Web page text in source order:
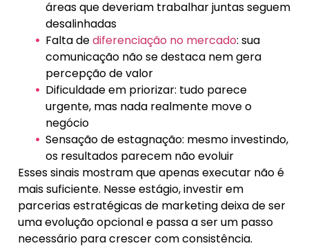
áreas que deveriam trabalhar juntas seguem
desalinhadas
Falta dediferenciação no mercado: sua
comunicação não se destaca nem gera
percepção de valor
Dificuldade em priorizar: tudo parece
urgente, mas nada realmente move o
negócio
Sensação de estagnação: mesmo investindo,
os resultados parecem não evoluir
Esses sinais mostram que apenas executar não é
mais suficiente. Nesse estágio, investir em
parcerias estratégicas de marketing deixa de ser
uma evolução opcional e passa a ser um passo
necessário para crescer com consistência.